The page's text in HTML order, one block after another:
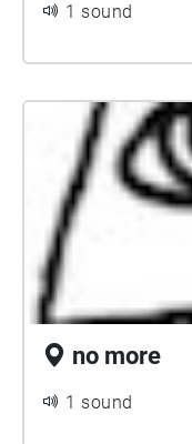
1 sound
no more
1 sound